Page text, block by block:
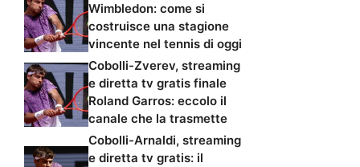
Wimbledon: come si
costruisce una stagione
vincente nel tennis di oggi
Cobolli-Zverev, streaming
e diretta tv gratis finale
Roland Garros: eccolo il
canale che la trasmette
Cobolli-Arnaldi, streaming
e diretta tv gratis: il